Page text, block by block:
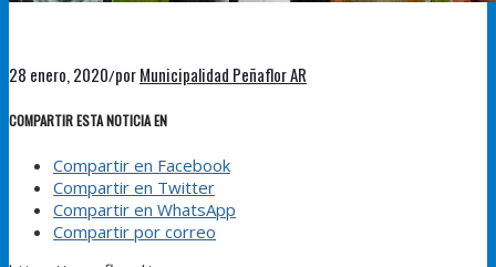
28 enero, 2020/porMunicipalidad Peñaflor AR
COMPARTIR ESTA NOTICIA EN
Compartir en Facebook
Compartir en Twitter
Compartir en WhatsApp
Compartir por correo